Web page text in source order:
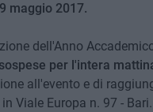
maggio 2017.
dell'Anno
sospese per l'intera
all'evento e di
Viale Europa n. 97 - Bari.